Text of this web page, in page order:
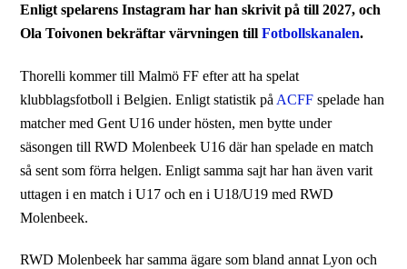
Enligt spelarens Instagram har han skrivit på till 2027, och
Ola Toivonen bekräftar värvningen tillFotbollskanalen.
Thorelli kommer till Malmö FF efter att ha spelat
klubblagsfotboll i Belgien. Enligt statistik på ACFF spelade han
matcher med Gent U16 under hösten, men bytte under
säsongen till RWD Molenbeek U16 där han spelade en match
så sent som förra helgen. Enligt samma sajt har han även varit
uttagen i en match i U17 och en i U18/U19 med RWD
Molenbeek.
RWD Molenbeek har samma ägare som bland annat Lyon och